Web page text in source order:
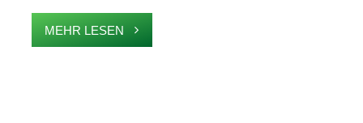
und eignet sich ideal für Ringhaupteinheiten,
MEHR LESEN